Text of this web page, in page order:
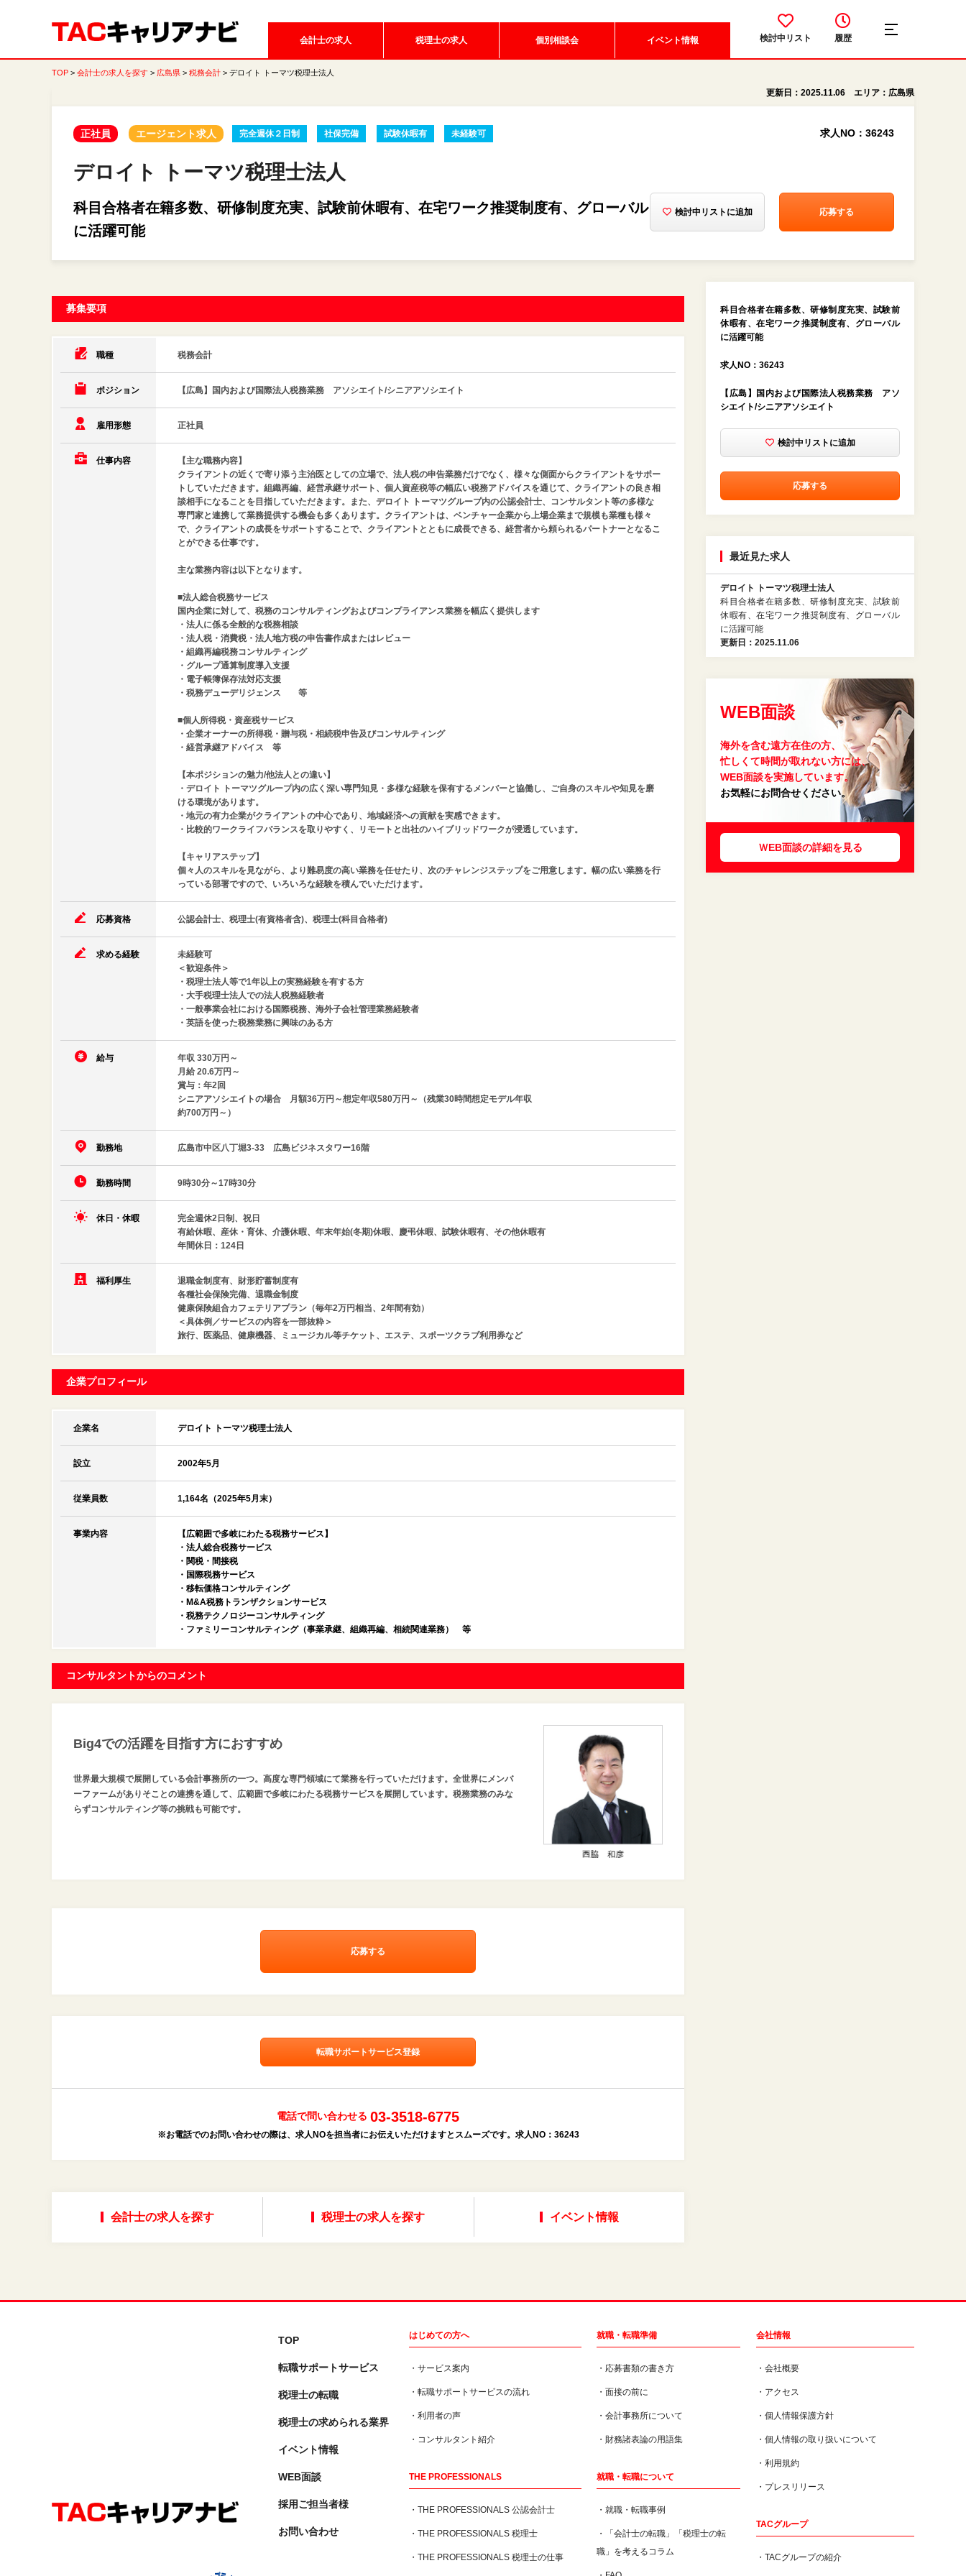
会計士の求人 税理士の求人 個別相談会 イベント情報 検討中リスト 履歴
TOP 会計士の求人を探す 広島県 税務会計 デロイト トーマツ税理士法人
更新日：2025.11.06 エリア：広島県
正社員 エージェント求人 完全週休２日制 社保完備 試験休暇有 未経験可 求人NO：36243
デロイト トーマツ税理士法人
科目合格者在籍多数、研修制度充実、試験前休暇有、在宅ワーク推奨制度有、グローバル
に活躍可能
検討中リストに追加 応募する
募集要項
職種 税務会計
ポジション 【広島】国内および国際法人税務業務 アソシエイト/シニアアソシエイト
雇用形態 正社員
仕事内容
【主な職務内容】
クライアントの近くで寄り添う主治医としての立場で、法人税の申告業務だけでなく、様々な側面からクライアントをサポー
トしていただきます。組織再編、経営承継サポート、個人資産税等の幅広い税務アドバイスを通じて、クライアントの良き相
談相手になることを目指していただきます。また、デロイト トーマツグループ内の公認会計士、コンサルタント等の多様な
専門家と連携して業務提供する機会も多くあります。クライアントは、ベンチャー企業から上場企業まで規模も業種も様々
で、クライアントの成長をサポートすることで、クライアントとともに成長できる、経営者から頼られるパートナーとなるこ
とができる仕事です。
主な業務内容は以下となります。
■法人総合税務サービス
国内企業に対して、税務のコンサルティングおよびコンプライアンス業務を幅広く提供します
・法人に係る全般的な税務相談
・法人税・消費税・法人地方税の申告書作成またはレビュー
・組織再編税務コンサルティング
・グループ通算制度導入支援
・電子帳簿保存法対応支援
・税務デューデリジェンス 等
■個人所得税・資産税サービス
・企業オーナーの所得税・贈与税・相続税申告及びコンサルティング
・経営承継アドバイス 等
【本ポジションの魅力/他法人との違い】
・デロイト トーマツグループ内の広く深い専門知見・多様な経験を保有するメンバーと協働し、ご自身のスキルや知見を磨
ける環境があります。
・地元の有力企業がクライアントの中心であり、地域経済への貢献を実感できます。
・比較的ワークライフバランスを取りやすく、リモートと出社のハイブリッドワークが浸透しています。
【キャリアステップ】
個々人のスキルを見ながら、より難易度の高い業務を任せたり、次のチャレンジステップをご用意します。幅の広い業務を行
っている部署ですので、いろいろな経験を積んでいただけます。
応募資格 公認会計士、税理士(有資格者含)、税理士(科目合格者)
求める経験
未経験可
＜歓迎条件＞
・税理士法人等で1年以上の実務経験を有する方
・大手税理士法人での法人税務経験者
・一般事業会社における国際税務、海外子会社管理業務経験者
・英語を使った税務業務に興味のある方
給与
年収 330万円～
月給 20.6万円～
賞与：年2回
シニアアソシエイトの場合 月額36万円～想定年収580万円～（残業30時間想定モデル年収
約700万円～）
勤務地 広島市中区八丁堀3-33 広島ビジネスタワー16階
勤務時間 9時30分～17時30分
休日・休暇
完全週休2日制、祝日
有給休暇、産休・育休、介護休暇、年末年始(冬期)休暇、慶弔休暇、試験休暇有、その他休暇有
年間休日：124日
福利厚生
退職金制度有、財形貯蓄制度有
各種社会保険完備、退職金制度
健康保険組合カフェテリアプラン（毎年2万円相当、2年間有効）
＜具体例／サービスの内容を一部抜粋＞
旅行、医薬品、健康機器、ミュージカル等チケット、エステ、スポーツクラブ利用券など
企業プロフィール
企業名 デロイト トーマツ税理士法人
設立 2002年5月
従業員数 1,164名（2025年5月末）
事業内容
【広範囲で多岐にわたる税務サービス】
・法人総合税務サービス
・関税・間接税
・国際税務サービス
・移転価格コンサルティング
・M&A税務トランザクションサービス
・税務テクノロジーコンサルティング
・ファミリーコンサルティング（事業承継、組織再編、相続関連業務） 等
コンサルタントからのコメント
Big4での活躍を目指す方におすすめ
世界最大規模で展開している会計事務所の一つ。高度な専門領域にて業務を行っていただけます。全世界にメンバ
ーファームがありそことの連携を通して、広範囲で多岐にわたる税務サービスを展開しています。税務業務のみな
らずコンサルティング等の挑戦も可能です。
応募する
転職サポートサービス登録
電話で問い合わせる 03-3518-6775
※お電話でのお問い合わせの際は、求人NOを担当者にお伝えいただけますとスムーズです。求人NO：36243
会計士の求人を探す 税理士の求人を探す イベント情報
科目合格者在籍多数、研修制度充実、試験前
休暇有、在宅ワーク推奨制度有、グローバル
に活躍可能
求人NO：36243
【広島】国内および国際法人税務業務 アソ
シエイト/シニアアソシエイト
検討中リストに追加
応募する
最近見た求人
デロイト トーマツ税理士法人
科目合格者在籍多数、研修制度充実、試験前
休暇有、在宅ワーク推奨制度有、グローバル
に活躍可能
更新日：2025.11.06
WEB面談
海外を含む遠方在住の方、
忙しくて時間が取れない方には、
WEB面談を実施しています。
お気軽にお問合せください。
ＷEB面談の詳細を見る
TOP
転職サポートサービス
税理士の転職
税理⼠の求められる業界
イベント情報
WEB面談
採用ご担当者様
お問い合わせ
はじめての方へ
・サービス案内
・転職サポートサービスの流れ
・利用者の声
・コンサルタント紹介
THE PROFESSIONALS
・THE PROFESSIONALS 公認会計士
・THE PROFESSIONALS 税理士
・THE PROFESSIONALS 税理士の仕事
就職・転職準備
・応募書類の書き方
・面接の前に
・会計事務所について
・財務諸表論の用語集
就職・転職について
・就職・転職事例
・「会計士の転職」「税理士の転
職」を考えるコラム
会社情報
・ 会社概要
・ アクセス
・ 個人情報保護方針
・ 個人情報の取り扱いについて
・ 利用規約
・ プレスリリース
TACグループ
・ TACグループの紹介